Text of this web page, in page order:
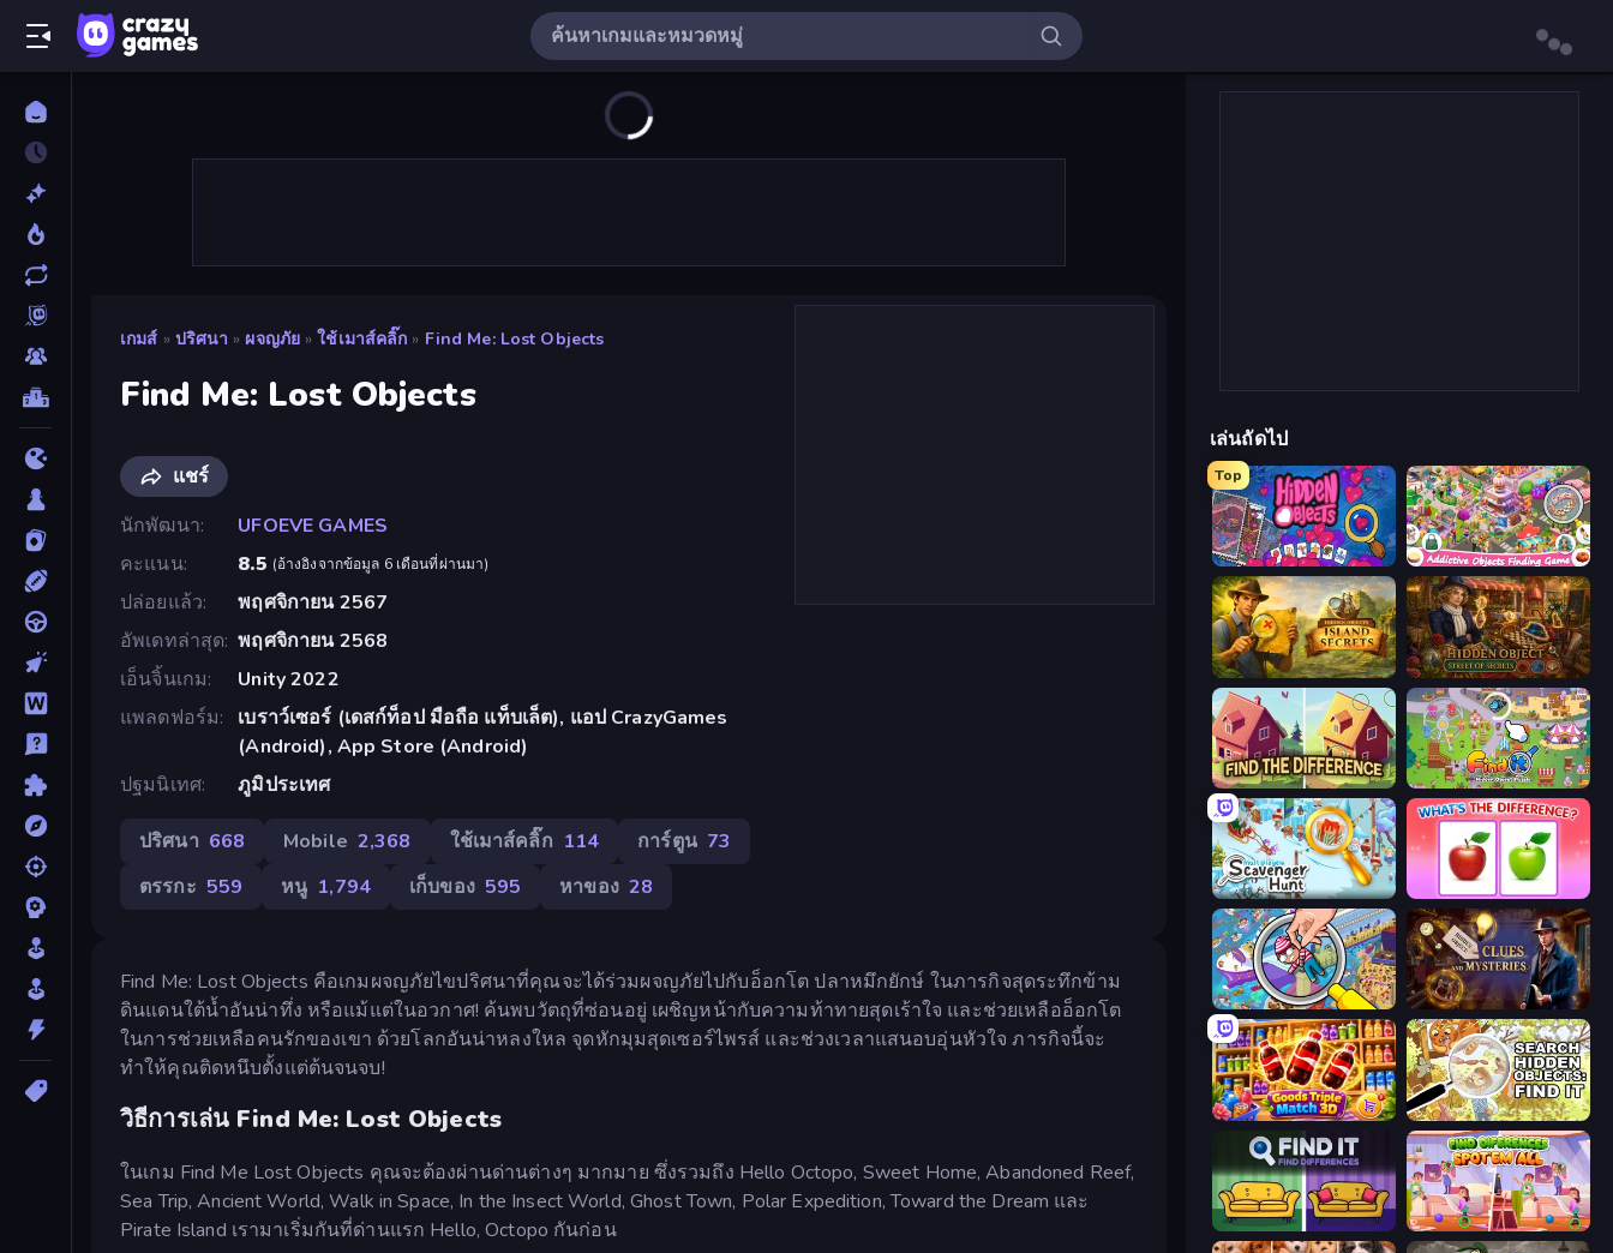
เกมส์ » ปริศนา » ผจญภัย » ใช้เมาส์คลิ๊ก » Find Me: Lost Objects
Find Me: Lost Objects
แชร์
นักพัฒนา
UFOEVE GAMES
คะแนน
8.5 (อ้างอิงจากข้อมูล 6 เดือนที่ผ่านมา)
ปล่อยแล้ว
พฤศจิกายน 2567
อัพเดทล่าสุด พฤศจิกายน 2568
เอ็นจิ้นเกม
Unity 2022
แพลตฟอร์ม
เบราว์เซอร์ (เดสก์ท็อป มือถือ แท็บเล็ต), แอป CrazyGames
(Android), App Store (Android)
ปฐมนิเทศ
ภูมิประเทศ
ปริศนา 668 Mobile 2,368 ใช้เมาส์คลิ๊ก 114 การ์ตูน 73
ตรรกะ 559 หนู 1,794 เก็บของ 595 หาของ 28
Find Me: Lost Objects คือเกมผจญภัยไขปริศนาที่คุณจะได้ร่วมผจญภัยไปกับอ็อกโต ปลาหมึกยักษ์ ในภารกิจสุดระทึกข้าม
ดินแดนใต้น้ำอันน่าทึ่ง หรือแม้แต่ในอวกาศ! ค้นพบวัตถุที่ซ่อนอยู่ เผชิญหน้ากับความท้าทายสุดเร้าใจ และช่วยเหลืออ็อกโต
ในการช่วยเหลือคนรักของเขา ด้วยโลกอันน่าหลงใหล จุดหักมุมสุดเซอร์ไพรส์ และช่วงเวลาแสนอบอุ่นหัวใจ ภารกิจนี้จะ
ทำให้คุณติดหนึบตั้งแต่ต้นจนจบ!
วิธีการเล่น Find Me: Lost Objects
ในเกม Find Me Lost Objects คุณจะต้องผ่านด่านต่างๆ มากมาย ซึ่งรวมถึง Hello Octopo, Sweet Home, Abandoned Reef,
Sea Trip, Ancient World, Walk in Space, In the Insect World, Ghost Town, Polar Expedition, Toward the Dream และ
Pirate Island เรามาเริ่มกันที่ด่านแรก Hello, Octopo กันก่อน
เล่นถัดไป
Top
Hidden Objects Scavenger Hunt - Hidden Items
Hidden Objects: Island Secrets Hidden Object: Street Of Secrets
Find The Difference Find It: Hidden Object Puzzle
Scavenger Hunt - Multiplayer What's The Difference?
Seek & Find - Hidden Object Game Hidden Object: Clues and Mysteries
Goods Triple Match 3D Search Hidden Objects: Find Them
Find It - Find The Differences Find Differences: Spot 'Em All